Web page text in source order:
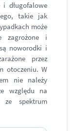
i długofalowe
takie jak
może
zagrożone i
noworodki i
przez
otoczeniu. W
nie należy
względu na
ze spektrum